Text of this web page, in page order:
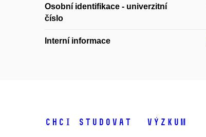
Osobní identifikace - univerzitní
číslo
Interní informace
Chci studovat Výzkum